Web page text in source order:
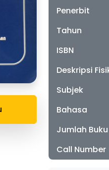
Penerbit
Tahun
ISBN
Deskripsi
Subjek
Bahasa
Jumlah Buku
Call Number